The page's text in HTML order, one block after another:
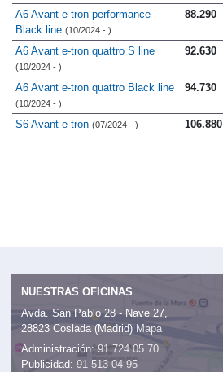
A6 Avant e-tron performance
Black line (10/2024 - )
88.290
A6 Avant e-tron quattro S line
(10/2024 - )
92.630
A6 Avant e-tron quattro Black line
(10/2024 - )
94.730
S6 Avant e-tron (07/2024 - ) 106.880
NUESTRAS OFICINAS
Avda. San Pablo 28 - Nave 27,
28823 Coslada (Madrid) Mapa
Administración: 91 724 05 70
Publicidad: 91 513 04 95